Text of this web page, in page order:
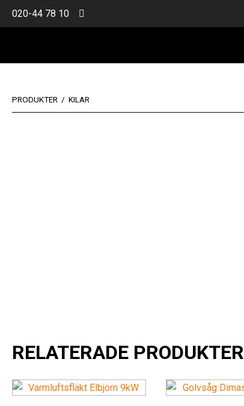
Skip
020-44 78 10
PRODUKTER / KILAR
RELATERADE PRODUKTER